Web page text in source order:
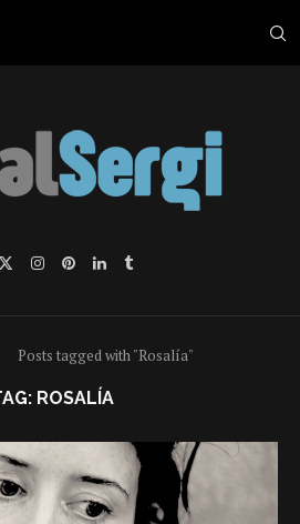
Posts tagged with "Rosalía"
ROSALÍA